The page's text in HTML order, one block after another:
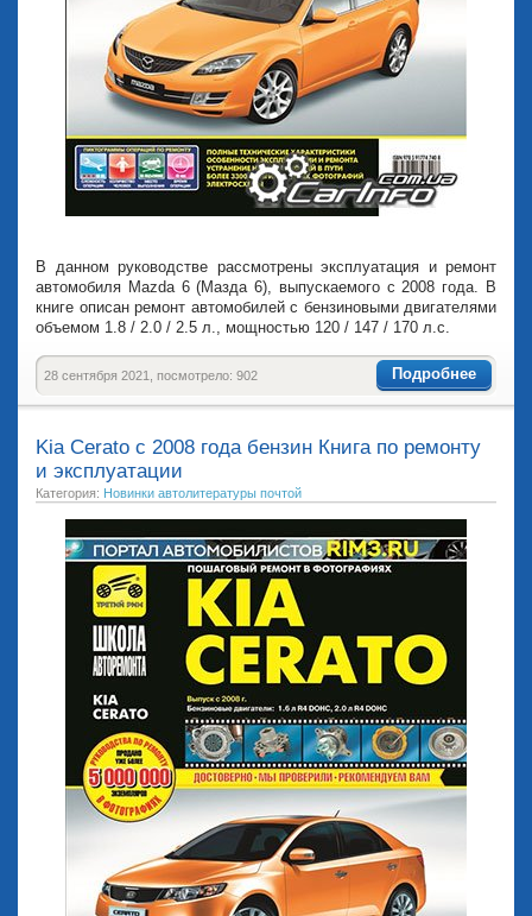
В данном руководстве рассмотрены эксплуатация и ремонт
автомобиля Mazda 6 (Мазда 6), выпускаемого с 2008 года. В
книге описан ремонт автомобилей с бензиновыми двигателями
объемом 1.8 / 2.0 / 2.5 л., мощностью 120 / 147 / 170 л.с.
Подробнее
28 сентября 2021, посмотрело: 902
Kia Cerato с 2008 года бензин Книга по ремонту
и эксплуатации
Категория: Новинки автолитературы почтой